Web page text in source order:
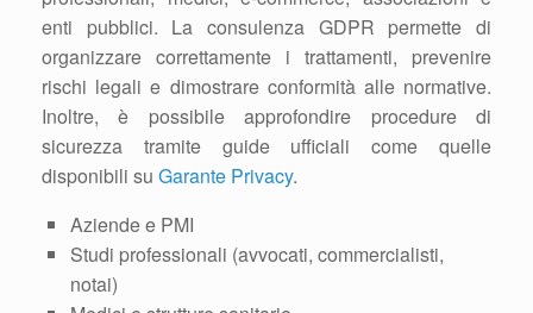
enti pubblici. La consulenza GDPR permette di
organizzare correttamente i trattamenti, prevenire
rischi legali e dimostrare conformità alle normative.
Inoltre, è possibile approfondire procedure di
sicurezza tramite guide ufficiali come quelle
disponibili su Garante Privacy.
Aziende e PMI
Studi professionali (avvocati, commercialisti,
notai)